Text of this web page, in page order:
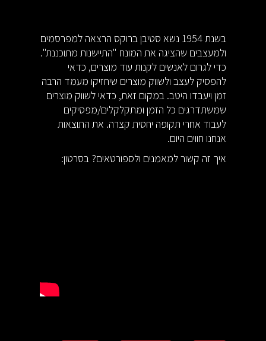
בשנת 1954 נשא סטיבן ברוקס הרצאה למפרסמים
ולמעצבים שהציגה את המונח "התיישנות מתוכננת".
כדי לגרום לאנשים לקנות עוד מוצרים, כדאי
להפסיק לעצב ולשווק מוצרים שיחזיקו מעמד הרבה
זמן ויעבדו היטב. במקום זאת, כדאי לשווק מוצרים
שמשתדרגים כל הזמן ומתקלקלים/מפסיקים
לעבוד אחרי תקופה יחסית קצרה. את התוצאות
אנחנו חווים היום.
איך זה קשור למאמנים ולספורטאים? בסרטון: